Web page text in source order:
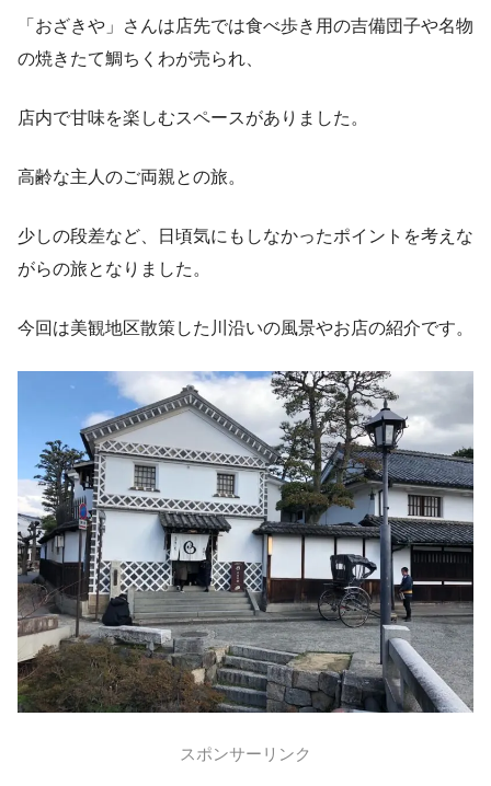
「おざきや」さんは店先では食べ歩き用の吉備団子や名物
の焼きたて鯛ちくわが売られ、
店内で甘味を楽しむスペースがありました。
高齢な主人のご両親との旅。
少しの段差など、日頃気にもしなかったポイントを考えな
がらの旅となりました。
今回は美観地区散策した川沿いの風景やお店の紹介です。
スポンサーリンク